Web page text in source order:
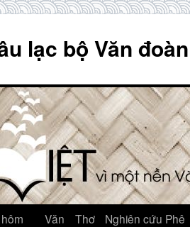
lạc bộ Văn
Văn Thơ
Nghiên cứu Phê